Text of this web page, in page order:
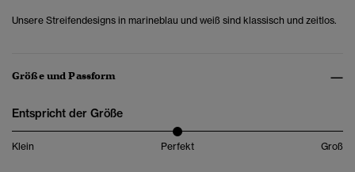
Unsere Streifendesigns in marineblau und weiß sind klassisch und zeitlos.
Größe und Passform
Entspricht der Größe
Klein Perfekt Groß